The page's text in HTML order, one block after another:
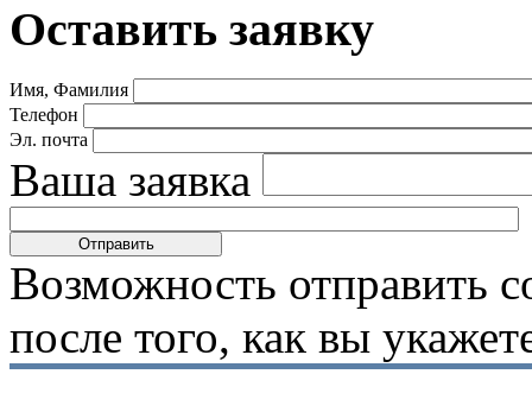
Оставить заявку
Имя, Фамилия
Телефон
Эл. почта
Ваша заявка
Возможность отправить
после того, как вы